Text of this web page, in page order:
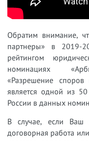
Обратим внимание,
партнеры» в 2019-
рейтингом
номинациях
«Разрешение
является одной из
России в данных
В случае, если Ваш
договорная работа